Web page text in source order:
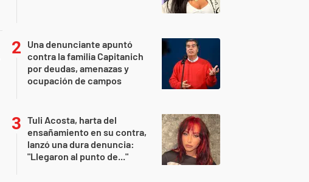
Una denunciante apuntó
contra la familia Capitanich
por deudas, amenazas y
ocupación de campos
Tuli Acosta, harta del
ensañamiento en su contra,
lanzó una dura denuncia:
"Llegaron al punto de..."